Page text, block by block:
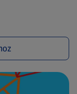
nyílik meg)